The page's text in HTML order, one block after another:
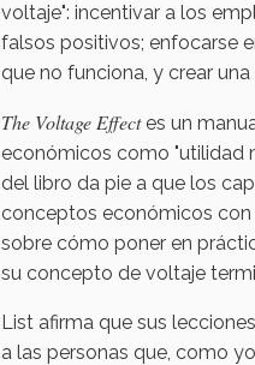
voltaje": incentivar a los
falsos positivos; enfocarse
que no funciona, y crear
The Voltage Effectes un
económicos como "utilidad
del libro da pie a que los
conceptos económicos con
sobre cómo poner en
su concepto de voltaje
List afirma que sus
a las personas que, como